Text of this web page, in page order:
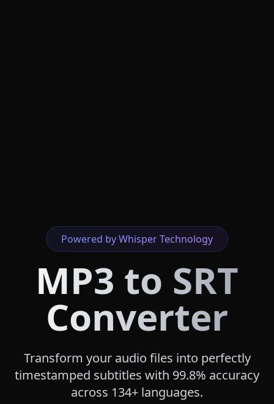
Powered by Whisper Technology
MP3 to SRT
Converter
Transform your audio files into perfectly
timestamped subtitles with 99.8% accuracy
across 134+ languages.